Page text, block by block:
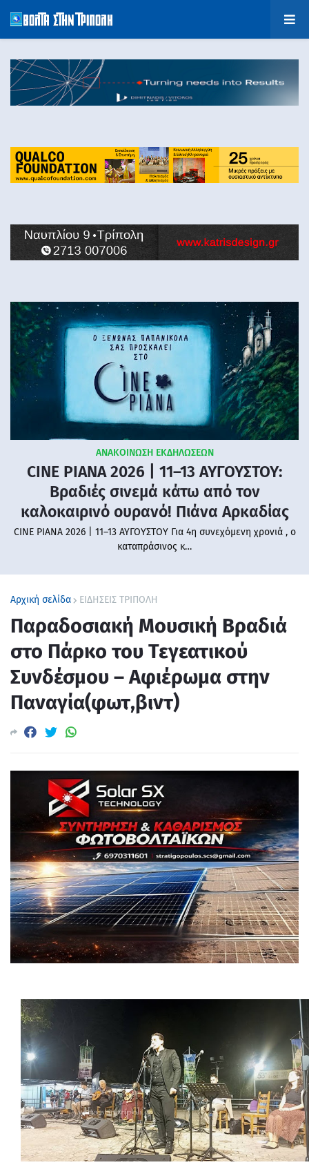
ΑΝΑΚΟΙΝΩΣΗ ΕΚΔΗΛΩΣΕΩΝ
CINE PIANA 2026 | 11–13 ΑΥΓΟΥΣΤΟΥ:
Βραδιές σινεμά κάτω από τον
καλοκαιρινό ουρανό! Πιάνα Αρκαδίας
CINE PIANA 2026 | 11–13 ΑΥΓΟΥΣΤΟΥ Για 4η συνεχόμενη χρονιά , ο
καταπράσινος κ…
Αρχική σελίδα ΕΙΔΗΣΕΙΣ ΤΡΙΠΟΛΗ
Παραδοσιακή Μουσική Βραδιά
στο Πάρκο του Τεγεατικού
Συνδέσμου – Αφιέρωμα στην
Παναγία(φωτ,βιντ)